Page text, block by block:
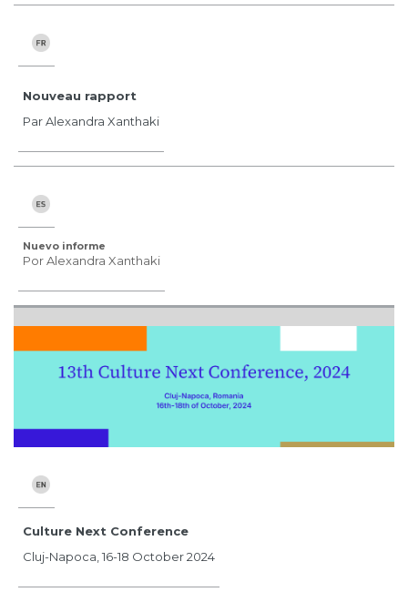
Nouveau rapport
Par Alexandra Xanthaki
Nuevo informe
Por Alexandra Xanthaki
Culture Next Conference
Cluj-Napoca, 16-18 October 2024